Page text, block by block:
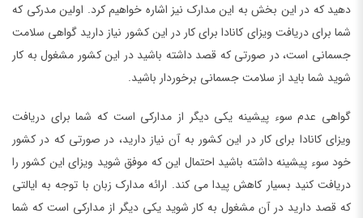
دهید که در این بخش به این مدارک نیز اشاره خواهیم کرد. اولین مدرکی که
شما برای دریافت ویزای کانادا برای کار در این کشور نیاز دارید گواهی سلامت
جسمانی است، در صورتی که قصد داشته باشید در این کشور مشغول به کار
شوید شما باید از سلامت جسمانی برخوردار باشید.
گواهی عدم سوء پیشینه یکی دیگر از مدارکی است که شما برای دریافت
ویزای کانادا برای کار در این کشور به آن نیاز دارید، در صورتی که در کشور
خود سوء پیشینه داشته باشید احتمال این که موفق شوید ویزای این کشور را
دریافت کنید بسیار کاهش پیدا می کند. ارائه مدارک زبان با توجه به ایالتی
که قصد دارید در آن مشغول به کار شوید یکی دیگر از مدارکی است که شما